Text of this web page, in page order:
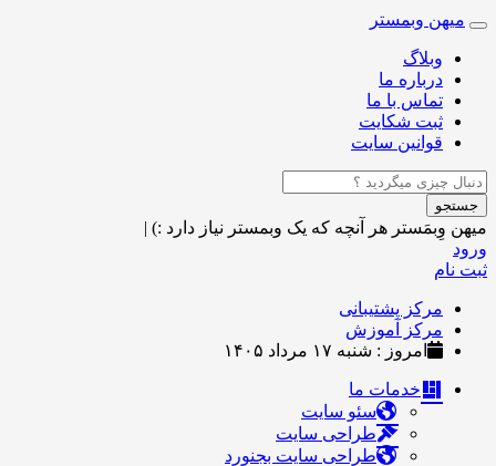
Toggle
navigation
میهن وبمستر
وبلاگ
درباره ما
تماس با ما
ثبت شکایت
قوانین سایت
جستجو
میهن وِبمَستر هر آنچه که یک وبمستر نیاز دارد :) |
ورود
ثبت نام
مرکز پشتیبانی
مرکز آموزش
امروز : شنبه ۱۷ مرداد ۱۴۰۵
خدمات ما
سئو سایت
طراحی سایت
طراحی سایت بجنورد